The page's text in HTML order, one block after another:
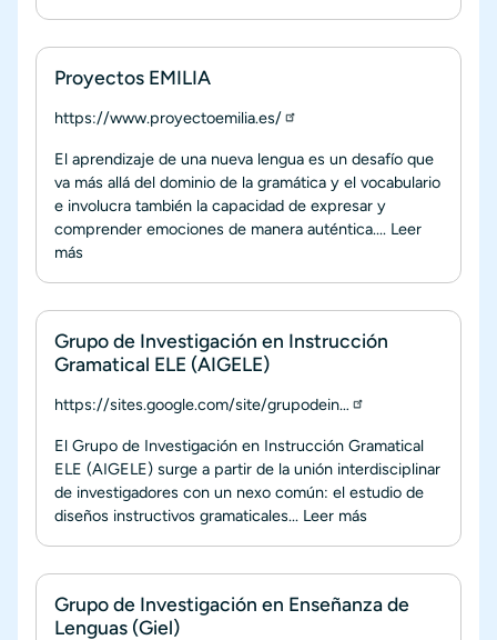
Proyectos EMILIA
https://www.proyectoemilia.es/
El aprendizaje de una nueva lengua es un desafío que
va más allá del dominio de la gramática y el vocabulario
e involucra también la capacidad de expresar y
comprender emociones de manera auténtica.... Leer
más
Grupo de Investigación en Instrucción
Gramatical ELE (AIGELE)
https://sites.google.com/site/grupodein…
El Grupo de Investigación en Instrucción Gramatical
ELE (AIGELE) surge a partir de la unión interdisciplinar
de investigadores con un nexo común: el estudio de
diseños instructivos gramaticales... Leer más
Grupo de Investigación en Enseñanza de
Lenguas (Giel)